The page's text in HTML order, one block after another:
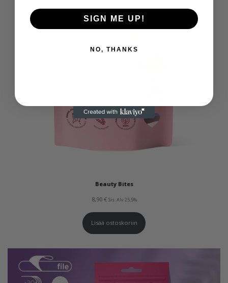
Beauty Bites
8,90 € Sis. Alv 25,5%
Lisää ostoskoriin
SIGN ME UP!
NO, THANKS